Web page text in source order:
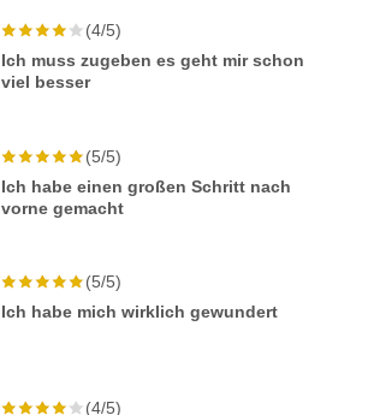
(4/5)
Ich muss zugeben es geht mir schon
viel besser
(5/5)
Ich habe einen großen Schritt nach
vorne gemacht
(5/5)
Ich habe mich wirklich gewundert
(4/5)